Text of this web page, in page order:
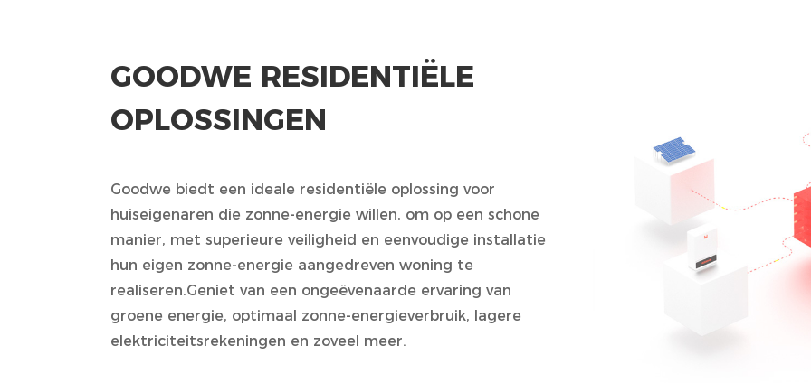
GOODWE RESIDENTIËLE
OPLOSSINGEN
Goodwe biedt een ideale residentiële oplossing voor
huiseigenaren die zonne-energie willen, om op een schone
manier, met superieure veiligheid en eenvoudige installatie
hun eigen zonne-energie aangedreven woning te
realiseren.Geniet van een ongeëvenaarde ervaring van
groene energie, optimaal zonne-energieverbruik, lagere
elektriciteitsrekeningen en zoveel meer.